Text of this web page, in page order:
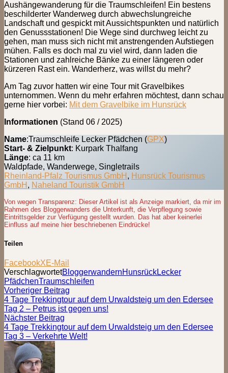
Aushängewanderung für die Traumschleifen! Ein bestens
beschilderter Wanderweg durch abwechslungreiche
Landschaft und gespickt mit Aussichtspunkten und natürlich
den Genussstationen! Die Wege sind durchweg leicht zu
gehen, man muss sich nicht mit anstrengenden Aufstiegen
mühen. Falls es doch mal zu viel wird, dann laden die
Stationen und zahlreiche Bänke zu einer längeren oder
kürzeren Rast ein. Wanderherz, was willst du mehr?
Am Tag zuvor hatten wir eine Tour mit Gravelbikes
unternommen. Wenn du mehr erfahren möchtest, dann schau
gerne hier vorbei: Mit dem Gravelbike im Hunsrück
Informationen (Stand 06 / 2025)
Name:Traumschleife Lecker Pfädchen (GPX)
Start- & Zielpunkt: Kurpark Thalfang
Länge: ca 11 km
Waldpfade, Wanderwege, Singletrails
Rheinland-Pfalz Tourismus GmbH , Hunsrück Tourismus
GmbH , Naheland Touristik GmbH
Von wegen Transparenz: Dieser Artikel ist als Anzeige markiert, da mir im
Rahmen des Bloggerwanders die Unterkunft, die Verpflegung sowie
Eintrittsgelder zur Verfügung gestellt wurden. Das hat aber keinerlei
Einfluss auf meine hier beschriebenen Eindrücke!
Teilen
FacebookXE-Mail
VerschlagwortetBloggerwandernHunsrückLecker
PfädchenTraumschleifen
Beitragsnavigation
Vorheriger Beitrag
Beitrag:
4 Tage Trekkingtour auf dem Urwaldsteig um den Edersee
Tag 2 – Petrus ist gegen uns!
Nächster Beitrag
Beitrag:
4 Tage Trekkingtour auf dem Urwaldsteig um den Edersee
Tag 3 – Verkehrte Welt!